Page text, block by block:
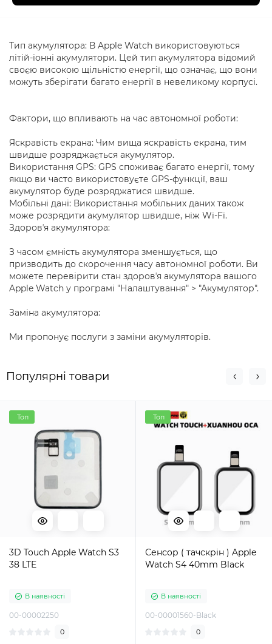
Тип акумулятора: В Apple Watch використовуються
літій-іонні акумулятори. Цей тип акумулятора відомий
своєю високою щільністю енергії, що означає, що вони
можуть зберігати багато енергії в невеликому корпусі.
Фактори, що впливають на час автономної роботи:
Яскравість екрана: Чим вища яскравість екрана, тим
швидше розряджається акумулятор.
Використання GPS: GPS споживає багато енергії, тому
якщо ви часто використовуєте GPS-функції, ваш
акумулятор буде розряджатися швидше.
Мобільні дані: Використання мобільних даних також
може розрядити акумулятор швидше, ніж Wi-Fi.
Здоровʼя акумулятора:
З часом ємність акумулятора зменшується, що
призводить до скорочення часу автономної роботи. Ви
можете перевірити стан здоровʼя акумулятора вашого
Apple Watch у програмі "Налаштування" > "Акумулятор".
Заміна акумулятора:
Ми пропонує послуги з заміни акумуляторів.
Популярні товари
Топ
3D Touch Apple Watch S3
38 LTE
В наявності
00-00002250
0
Топ
Сенсор ( тачскрін ) Apple
Watch S4 40mm Black
В наявності
00-00001560-Black
0